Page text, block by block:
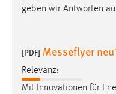
geben wir Antworten
[PDF] Messeflyer
Relevanz:
Mit Innovationen für